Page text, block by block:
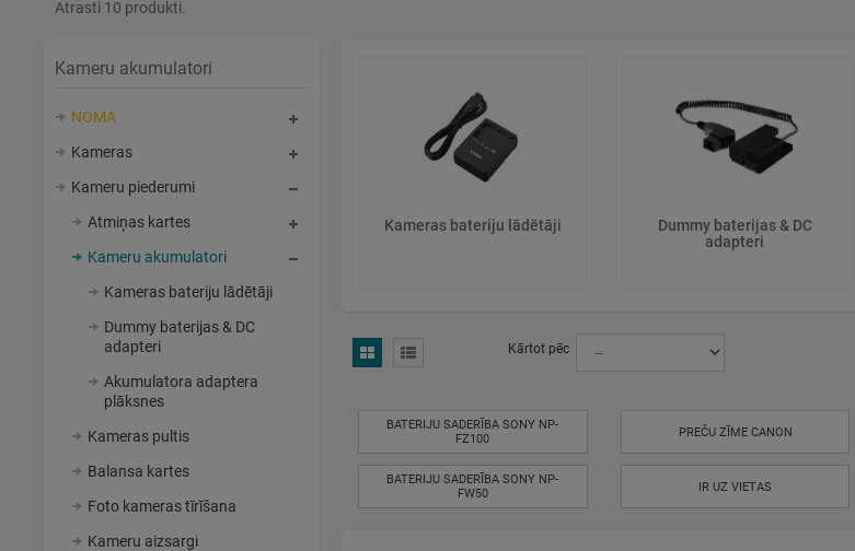
Atrasti 10 produkti.
Kameru akumulatori
NOMA
Kameras
Kameru piederumi
Atmiņas kartes
Kameru akumulatori
Kameras bateriju lādētāji
Dummy baterijas & DC
adapteri
Akumulatora adaptera
plāksnes
Kameras pultis
Balansa kartes
Foto kameras tīrīšana
Kameru aizsargi
Kameras bateriju lādētāji
Dummy baterijas & DC
adapteri
Kārtot pēc
BATERIJU SADERĪBA SONY NP-
FZ100
PREČU ZĪME CANON
BATERIJU SADERĪBA SONY NP-
FW50
IR UZ VIETAS